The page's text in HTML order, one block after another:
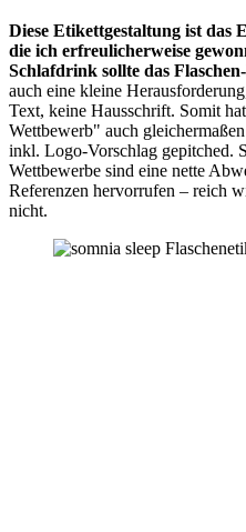
Diese Etikettgestaltung ist das
die ich erfreulicherweise
Schlafdrink sollte das
auch eine kleine
Text, keine Hausschrift. Somit
Wettbewerb" auch
inkl. Logo-Vorschlag gepitched.
Wettbewerbe sind eine nette
Referenzen hervorrufen – reich
nicht.